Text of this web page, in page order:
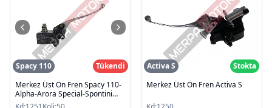
Spacy 110
Tükendi
Merkez Üst Ön Fren Spacy 110-
Alpha-Arora Special-Spontini
110-Activa S-Dio
Activa S
Stokta
Merkez Üst Ön Fren Activa S